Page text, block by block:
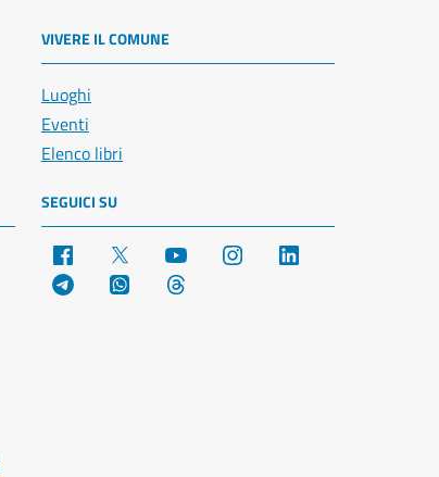
VIVERE IL COMUNE
Luoghi
Eventi
Elenco libri
SEGUICI SU
Facebook YouTube Instagram
Telegram WhatsApp